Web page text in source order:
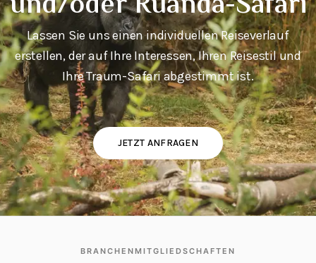
Lassen Sie uns einen individuellen Reiseverlauf
erstellen, der auf Ihre Interessen, Ihren Reisestil und
Ihre Traum-Safari abgestimmt ist.
JETZT ANFRAGEN
BRANCHENMITGLIEDSCHAFTEN